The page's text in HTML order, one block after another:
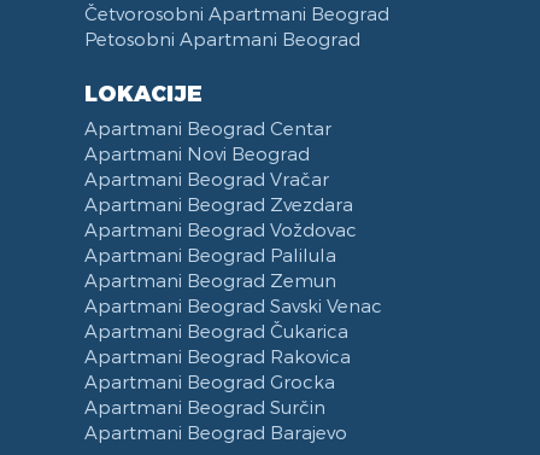
Četvorosobni Apartmani Beograd
Petosobni Apartmani Beograd
LOKACIJE
Apartmani Beograd Centar
Apartmani Novi Beograd
Apartmani Beograd Vračar
Apartmani Beograd Zvezdara
Apartmani Beograd Voždovac
Apartmani Beograd Palilula
Apartmani Beograd Zemun
Apartmani Beograd Savski Venac
Apartmani Beograd Čukarica
Apartmani Beograd Rakovica
Apartmani Beograd Grocka
Apartmani Beograd Surčin
Apartmani Beograd Barajevo